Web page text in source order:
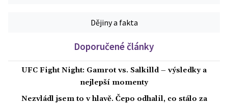
Dějiny a fakta
Doporučené články
UFC Fight Night: Gamrot vs. Salkilld – výsledky a
nejlepší momenty
Nezvládl jsem to v hlavě. Čepo odhalil, co stálo za